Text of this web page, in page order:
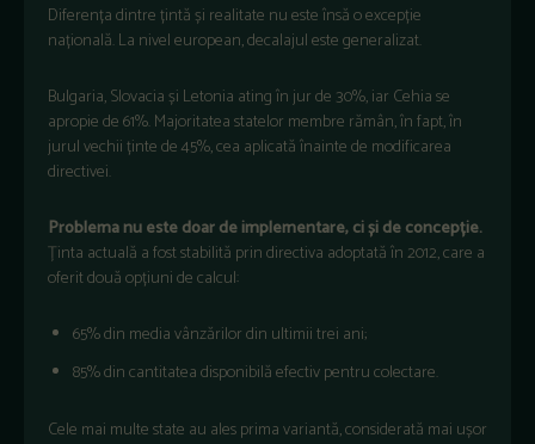
Diferența dintre țintă și realitate nu este însă o excepție
națională. La nivel european, decalajul este generalizat.
Bulgaria, Slovacia și Letonia ating în jur de 30%, iar Cehia se
apropie de 61%. Majoritatea statelor membre rămân, în fapt, în
jurul vechii ținte de 45%, cea aplicată înainte de modificarea
directivei.
Problema nu este doar de implementare, ci și de concepție.
Ținta actuală a fost stabilită prin directiva adoptată în 2012, care a
oferit două opțiuni de calcul:
65% din media vânzărilor din ultimii trei ani;
85% din cantitatea disponibilă efectiv pentru colectare.
Cele mai multe state au ales prima variantă, considerată mai ușor